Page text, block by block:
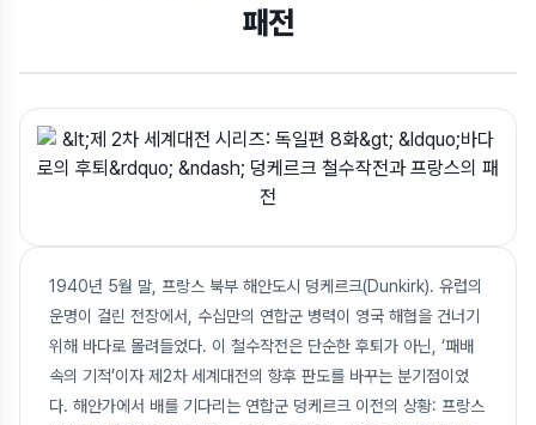
패전
1940년 5월 말, 프랑스 북부 해안도시 덩케르크(Dunkirk). 유럽의
운명이 걸린 전장에서, 수십만의 연합군 병력이 영국 해협을 건너기
위해 바다로 몰려들었다. 이 철수작전은 단순한 후퇴가 아닌, ‘패배
속의 기적’이자 제2차 세계대전의 향후 판도를 바꾸는 분기점이었
다. 해안가에서 배를 기다리는 연합군 덩케르크 이전의 상황: 프랑스